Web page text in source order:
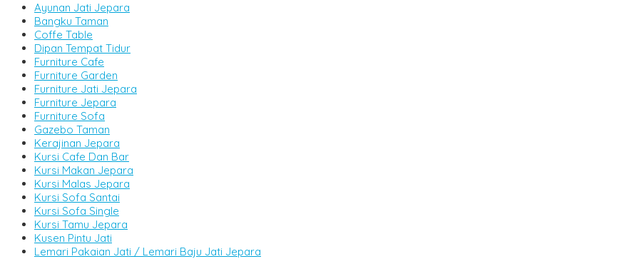
Ayunan Jati Jepara
Bangku Taman
Coffe Table
Dipan Tempat Tidur
Furniture Cafe
Furniture Garden
Furniture Jati Jepara
Furniture Jepara
Furniture Sofa
Gazebo Taman
Kerajinan Jepara
Kursi Cafe Dan Bar
Kursi Makan Jepara
Kursi Malas Jepara
Kursi Sofa Santai
Kursi Sofa Single
Kursi Tamu Jepara
Kusen Pintu Jati
Lemari Pakaian Jati / Lemari Baju Jati Jepara